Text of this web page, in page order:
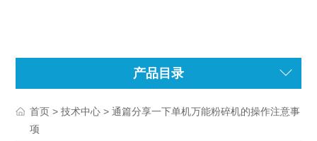
产品目录
首页 >技术中心 > 通篇分享一下单机万能粉碎机的操作注意事
项